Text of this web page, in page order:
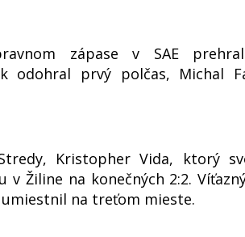
zápase v SAE
odohral prvý polčas, Michal
Kristopher Vida, ktorý
v Žiline na konečných 2:2.
na treťom mieste.